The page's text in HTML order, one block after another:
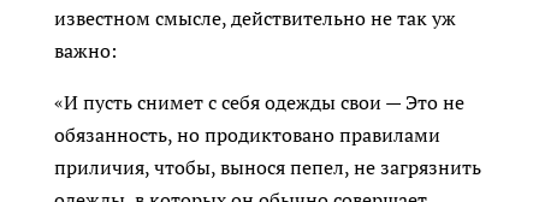
известном смысле, действительно не так уж
важно:
«И пусть снимет с себя одежды свои — Это не
обязанность, но продиктовано правилами
приличия, чтобы, вынося пепел, не загрязнить